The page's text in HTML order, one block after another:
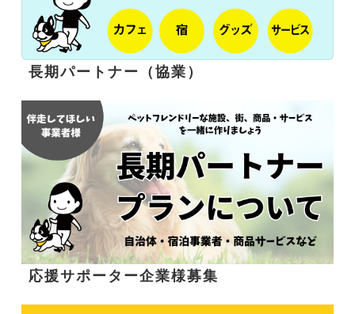
長期パートナー（協業）
応援サポーター企業様募集